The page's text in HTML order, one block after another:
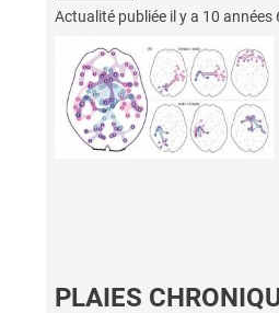
Actualité publiée il y a 10 années
PLAIES